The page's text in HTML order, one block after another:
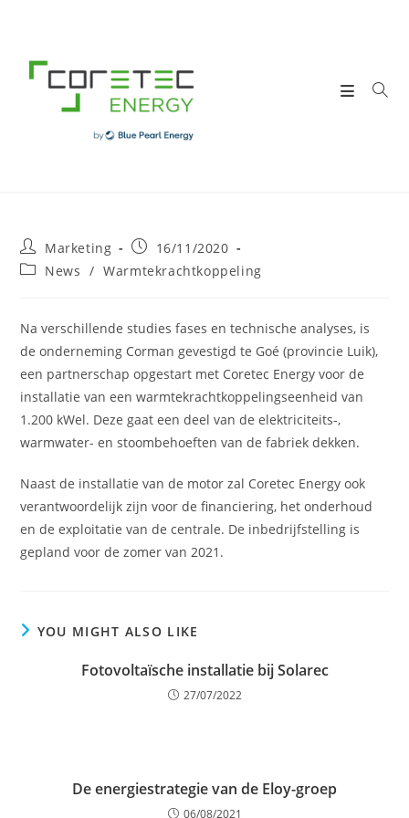
content
Post
author:
Marketing
Post
published:
16/11/2020
PostNews / Warmtekrachtkoppeling
Na verschillende studies fases en technische analyses, is
de onderneming Corman gevestigd te Goé (provincie Luik),
een partnerschap opgestart met Coretec Energy voor de
installatie van een warmtekrachtkoppelingseenheid van
1.200 kWel. Deze gaat een deel van de elektriciteits-,
warmwater- en stoombehoeften van de fabriek dekken.
Naast de installatie van de motor zal Coretec Energy ook
verantwoordelijk zijn voor de financiering, het onderhoud
en de exploitatie van de centrale. De inbedrijfstelling is
gepland voor de zomer van 2021.
YOU MIGHT ALSO LIKE
Fotovoltaïsche installatie bij Solarec
27/07/2022
De energiestrategie van de Eloy-groep
06/08/2021